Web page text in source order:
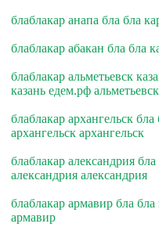
блаблакар анапа бла бла
блаблакар абакан бла бла
блаблакар альметьевск
казань едем.рф
блаблакар архангельск
архангельск архангельск
блаблакар александрия
александрия александрия
блаблакар армавир бла
армавир